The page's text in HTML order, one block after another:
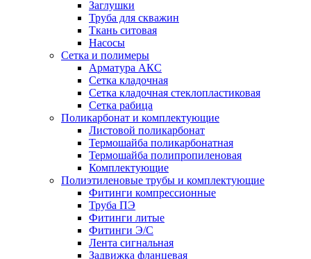
Заглушки
Труба для скважин
Ткань ситовая
Насосы
Сетка и полимеры
Арматура АКС
Сетка кладочная
Сетка кладочная стеклопластиковая
Сетка рабица
Поликарбонат и комплектующие
Листовой поликарбонат
Термошайба поликарбонатная
Термошайба полипропиленовая
Комплектующие
Полиэтиленовые трубы и комплектующие
Фитинги компрессионные
Труба ПЭ
Фитинги литые
Фитинги Э/С
Лента сигнальная
Задвижка фланцевая